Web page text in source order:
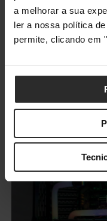
a melhorar a sua
ler a nossa política
permite, clicando em